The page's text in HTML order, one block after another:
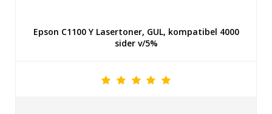
Epson C1100 Y Lasertoner, GUL, kompatibel 4000
sider v/5%